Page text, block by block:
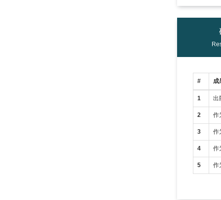
# 成
1 出
2 作
3 作
4 作
5 作